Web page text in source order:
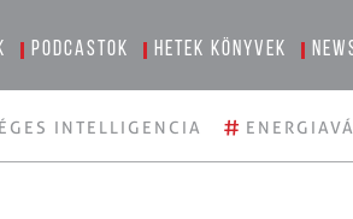
Podcastok Hetek könyvek
INTELLIGENCIA #